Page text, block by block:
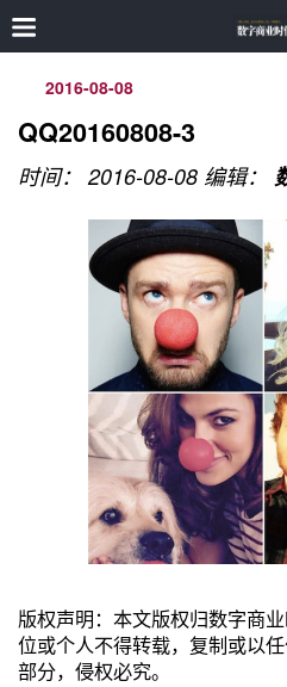
2016-08-08
QQ20160808-3
时间： 2016-08-08 编辑：
版权声明：本文版权归数字商
位或个人不得转载，复制或以
部分，侵权必究。